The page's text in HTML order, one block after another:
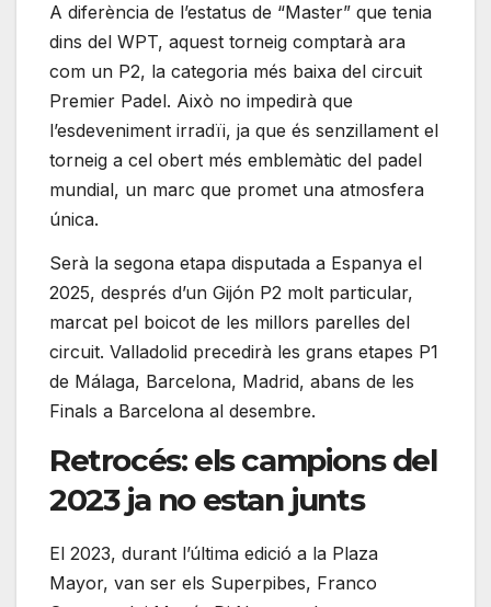
A diferència de l’estatus de “Master” que tenia
dins del WPT, aquest torneig comptarà ara
com un P2, la categoria més baixa del circuit
Premier Padel. Això no impedirà que
l’esdeveniment irradïi, ja que és senzillament el
torneig a cel obert més emblemàtic del padel
mundial, un marc que promet una atmosfera
única.
Serà la segona etapa disputada a Espanya el
2025, després d’un Gijón P2 molt particular,
marcat pel boicot de les millors parelles del
circuit. Valladolid precedirà les grans etapes P1
de Málaga, Barcelona, Madrid, abans de les
Finals a Barcelona al desembre.
Retrocés: els campions del
2023 ja no estan junts
El 2023, durant l’última edició a la Plaza
Mayor, van ser els Superpibes, Franco